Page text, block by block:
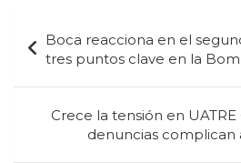
de
entradas
Boca reacciona en el
tres puntos clave en la
Crece la tensión en
denuncias complican